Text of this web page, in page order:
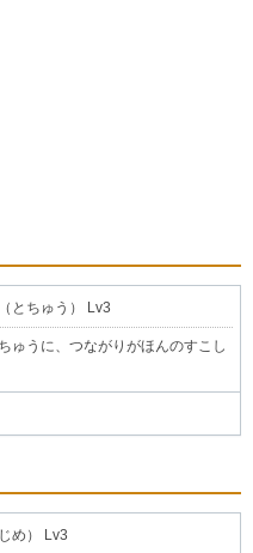
とちゅう） Lv3
ゅうに、つながりがほんのすこし
め） Lv3